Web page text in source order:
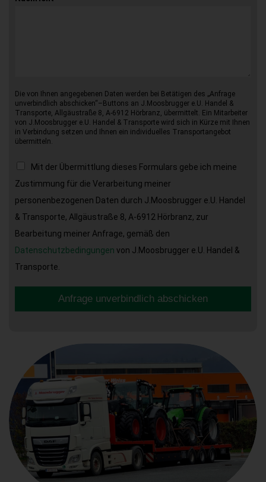
Die von Ihnen angegebenen Daten werden bei Betätigen des „Anfrage
unverbindlich abschicken“–Buttons an J.Moosbrugger e.U. Handel &
Transporte, Allgäustraße 8, A-6912 Hörbranz, übermittelt. Ein Mitarbeiter
von J.Moosbrugger e.U. Handel & Transporte wird sich in Kürze mit Ihnen
in Verbindung setzen und Ihnen ein individuelles Transportangebot
übermitteln.
Mit der Übermittlung dieses Formulars gebe ich meine
Zustimmung für die Verarbeitung meiner
personenbezogenen Daten durch J.Moosbrugger e.U. Handel
& Transporte, Allgäustraße 8, A-6912 Hörbranz, zur
Bearbeitung meiner Anfrage, gemäß den
Datenschutzbedingungen von J.Moosbrugger e.U. Handel &
Transporte.
Anfrage unverbindlich abschicken